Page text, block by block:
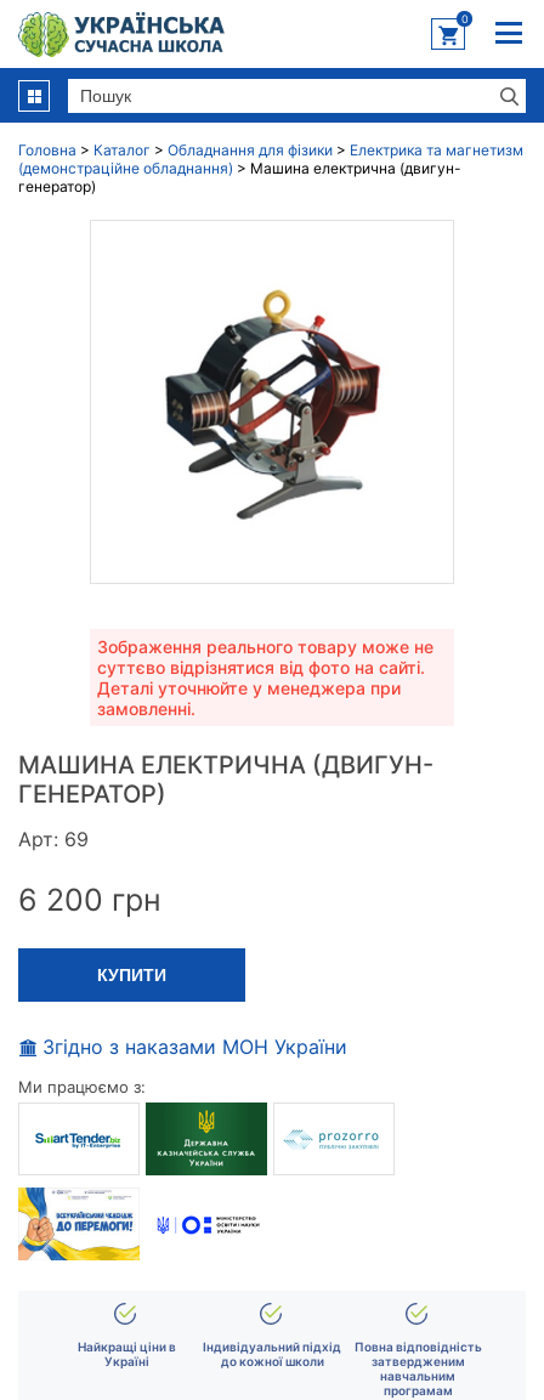
0
Головна > Каталог > Обладнання для фізики > Електрика та магнетизм
(демонстраційне обладнання) > Машина електрична (двигун-
генератор)
Зображення реального товару може не
суттєво відрізнятися від фото на сайті.
Деталі уточнюйте у менеджера при
замовленні.
МАШИНА ЕЛЕКТРИЧНА (ДВИГУН-
ГЕНЕРАТОР)
Арт: 69
6 200 грн
КУПИТИ
Згідно з наказами МОН України
Ми працюємо з:
Найкращі ціни в
Україні
Індивідуальний підхід
до кожної школи
Повна відповідність
затвердженим
навчальним
програмам